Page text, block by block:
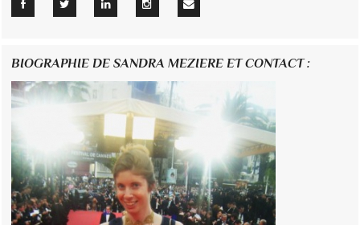
BIOGRAPHIE DE SANDRA MEZIERE ET CONTACT :